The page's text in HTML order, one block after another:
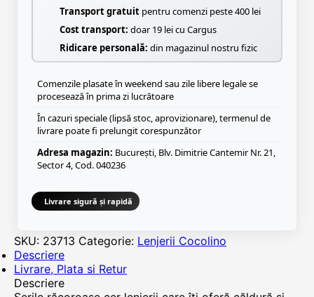
Transport gratuit pentru comenzi peste 400 lei
Cost transport: doar 19 lei cu Cargus
Ridicare personală: din magazinul nostru fizic
Comenzile plasate în weekend sau zile libere legale se
procesează în prima zi lucrătoare
În cazuri speciale (lipsă stoc, aprovizionare), termenul de
livrare poate fi prelungit corespunzător
Adresa magazin: București, Blv. Dimitrie Cantemir Nr. 21,
Sector 4, Cod. 040236
Livrare sigură și rapidă
SKU: 23713 Categorie: Lenjerii Cocolino
Descriere
Livrare, Plata si Retur
Descriere